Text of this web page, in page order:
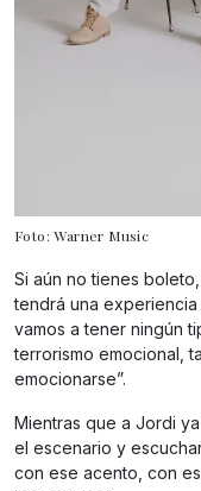
Foto: Warner Music
Si aún no tienes
tendrá una
vamos a tener ningún
terrorismo emocional,
emocionarse”.
Mientras que a Jordi
el escenario y
con ese acento, con